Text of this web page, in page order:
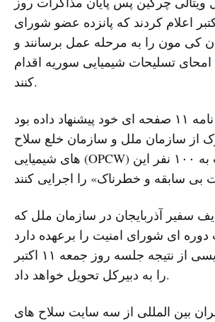
۱۱ اکتبر اعلام کردند که پانزده عضو شورای
کی مون را به مرحله عمل برسانند و
تسلیحات شیمیایی سوریه اقدام
کنند.
بان کی مون در نامه ۱۱ صفحه ای خود پیشنهاد داده بود
از سازمان ملل و سازمان خلع سلاح
های شیمیایی (OPCW) با قریب به ۱۰۰ نفر این
سفیر آذربایجان در سازمان ملل که
ای شورای امنیت را برعهده دارد
گفت که پیش نویسی از نتیجه جلسه روز جمعه ۱۱ اکتبر
را به دبیرکل تحویل خواهد داد.
بین المللی از سه سایت سلاح های